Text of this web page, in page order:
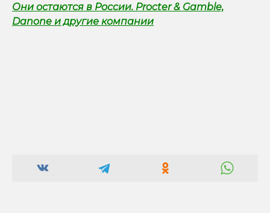
Они остаются в России. Procter & Gamble,
Danone и другие компании